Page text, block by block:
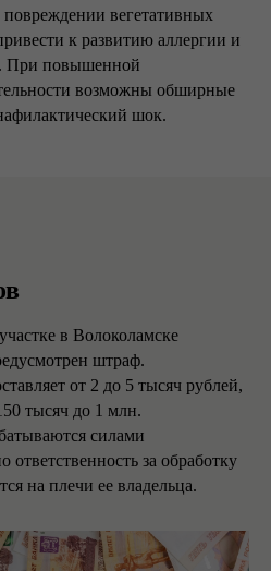
вегетативных
к развитию аллергии и
При повышенной
возможны обширные
шок.
в Волоколамске
штраф.
от 2 до 5 тысяч рублей,
тысяч до 1 млн.
силами
ответственность за обработку
на плечи ее владельца.